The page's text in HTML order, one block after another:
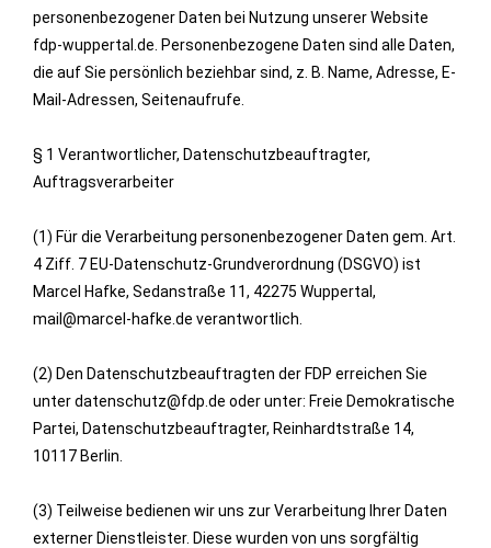
personenbezogener Daten bei Nutzung unserer Website
fdp-wuppertal.de. Personenbezogene Daten sind alle Daten,
die auf Sie persönlich beziehbar sind, z. B. Name, Adresse, E-
Mail-Adressen, Seitenaufrufe.
§ 1 Verantwortlicher, Datenschutzbeauftragter,
Auftragsverarbeiter
(1) Für die Verarbeitung personenbezogener Daten gem. Art.
4 Ziff. 7 EU-Datenschutz-Grundverordnung (DSGVO) ist
Marcel Hafke, Sedanstraße 11, 42275 Wuppertal,
mail@marcel-hafke.de verantwortlich.
(2) Den Datenschutzbeauftragten der FDP erreichen Sie
unter datenschutz@fdp.de oder unter: Freie Demokratische
Partei, Datenschutzbeauftragter, Reinhardtstraße 14,
10117 Berlin.
(3) Teilweise bedienen wir uns zur Verarbeitung Ihrer Daten
externer Dienstleister. Diese wurden von uns sorgfältig